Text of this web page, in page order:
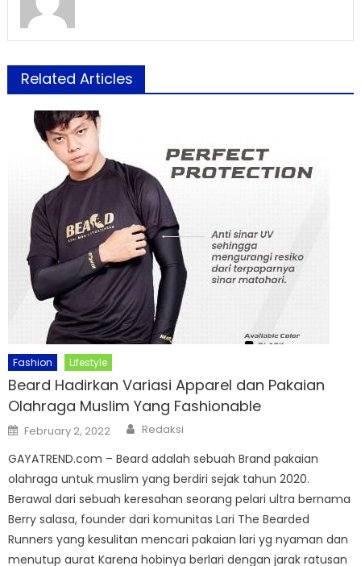
Related Articles
Fashion Lifestyle
Beard Hadirkan Variasi Apparel dan Pakaian
Olahraga Muslim Yang Fashionable
Posted
on
February 2, 2022 Author
Redaksi
GAYATREND.com – Beard adalah sebuah Brand pakaian
olahraga untuk muslim yang berdiri sejak tahun 2020.
Berawal dari sebuah keresahan seorang pelari ultra bernama
Berry salasa, founder dari komunitas Lari The Bearded
Runners yang kesulitan mencari pakaian lari yg nyaman dan
menutup aurat Karena hobinya berlari dengan jarak ratusan